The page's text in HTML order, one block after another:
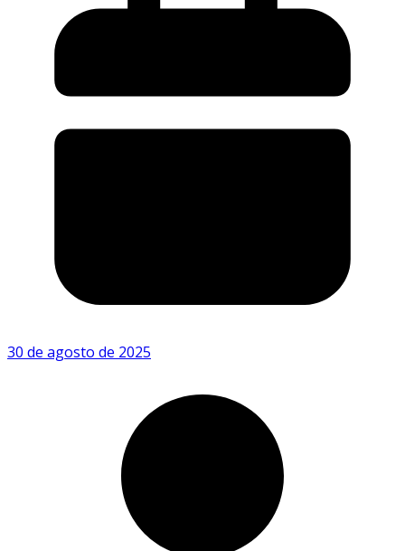
30 de agosto de 2025